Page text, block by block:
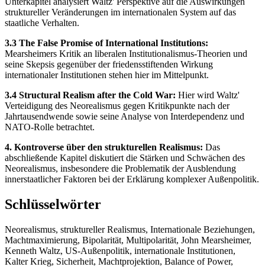
struktureller Veränderungen im internationalen System auf das
staatliche Verhalten.
3.3 The False Promise of International Institutions:
Mearsheimers Kritik an liberalen Institutionalismus-Theorien und
seine Skepsis gegenüber der friedensstiftenden Wirkung
internationaler Institutionen stehen hier im Mittelpunkt.
3.4 Structural Realism after the Cold War: Hier wird Waltz'
Verteidigung des Neorealismus gegen Kritikpunkte nach der
Jahrtausendwende sowie seine Analyse von Interdependenz und
NATO-Rolle betrachtet.
4. Kontroverse über den strukturellen Realismus: Das
abschließende Kapitel diskutiert die Stärken und Schwächen des
Neorealismus, insbesondere die Problematik der Ausblendung
innerstaatlicher Faktoren bei der Erklärung komplexer Außenpolitik.
Schlüsselwörter
Neorealismus, struktureller Realismus, Internationale Beziehungen,
Machtmaximierung, Bipolarität, Multipolarität, John Mearsheimer,
Kenneth Waltz, US-Außenpolitik, internationale Institutionen,
Kalter Krieg, Sicherheit, Machtprojektion, Balance of Power,